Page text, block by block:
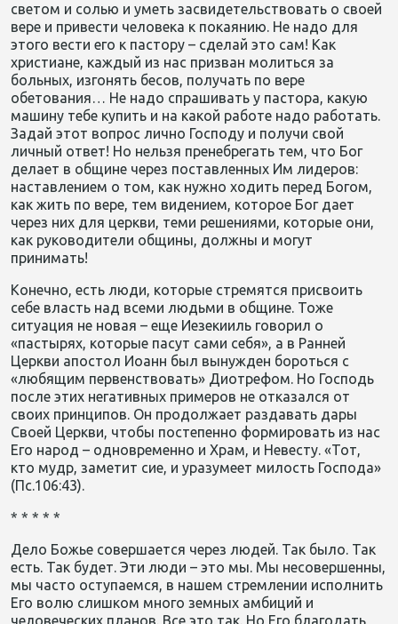
светом и солью и уметь засвидетельствовать о своей
вере и привести человека к покаянию. Не надо для
этого вести его к пастору – сделай это сам! Как
христиане, каждый из нас призван молиться за
больных, изгонять бесов, получать по вере
обетования… Не надо спрашивать у пастора, какую
машину тебе купить и на какой работе надо работать.
Задай этот вопрос лично Господу и получи свой
личный ответ! Но нельзя пренебрегать тем, что Бог
делает в общине через поставленных Им лидеров:
наставлением о том, как нужно ходить перед Богом,
как жить по вере, тем видением, которое Бог дает
через них для церкви, теми решениями, которые они,
как руководители общины, должны и могут
принимать!
Конечно, есть люди, которые стремятся присвоить
себе власть над всеми людьми в общине. Тоже
ситуация не новая – еще Иезекииль говорил о
«пастырях, которые пасут сами себя», а в Ранней
Церкви апостол Иоанн был вынужден бороться с
«любящим первенствовать» Диотрефом. Но Господь
после этих негативных примеров не отказался от
своих принципов. Он продолжает раздавать дары
Своей Церкви, чтобы постепенно формировать из нас
Его народ – одновременно и Храм, и Невесту. «Тот,
кто мудр, заметит сие, и уразумеет милость Господа»
(Пс.106:43).
* * * * *
Дело Божье совершается через людей. Так было. Так
есть. Так будет. Эти люди – это мы. Мы несовершенны,
мы часто оступаемся, в нашем стремлении исполнить
Его волю слишком много земных амбиций и
человеческих планов. Все это так. Но Его благодать